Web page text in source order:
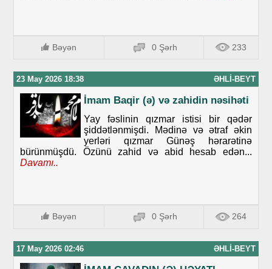
Bəyən 0 Şərh 233
23 May 2026 18:38 ƏHLI-BEYT
İmam Baqir (ə) və zahidin nəsihəti
Yay fəslinin qızmar istisi bir qədər
şiddətlənmişdi. Mədinə və ətraf əkin
yerləri qızmar Günəş hərarətinə
bürünmüşdü. Özünü zahid və abid hesab edən...
Davamı..
Bəyən 0 Şərh 264
17 May 2026 02:46 ƏHLI-BEYT